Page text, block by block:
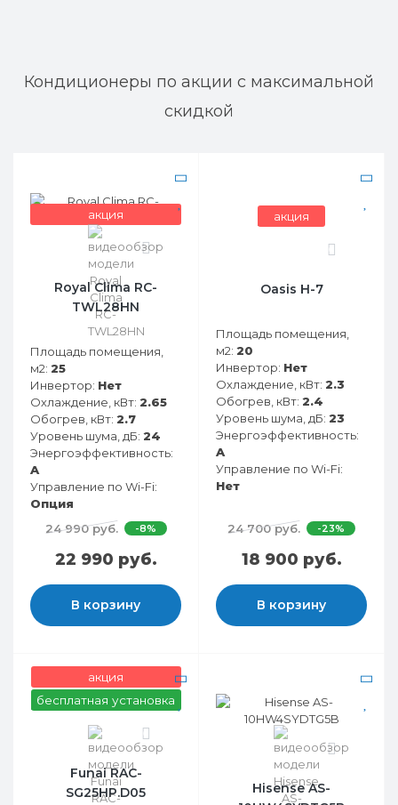
Кондиционеры по акции с максимальной
скидкой
акция
0
Royal Clima RC-
TWL28HN
Площадь помещения,
м2: 25
Инвертор: Нет
Охлаждение, кВт: 2.65
Обогрев, кВт: 2.7
Уровень шума, дБ: 24
Энергоэффективность:
A
Управление по Wi-Fi:
Опция
24 990 руб.
-8%
22 990 руб.
В корзину
акция
Oasis H-7
Площадь помещения,
м2: 20
Инвертор: Нет
Охлаждение, кВт: 2.3
Обогрев, кВт: 2.4
Уровень шума, дБ: 23
Энергоэффективность:
A
Управление по Wi-Fi:
Нет
24 700 руб. -23%
18 900 руб.
В корзину
акция
бесплатная установка
Funai RAC-
SG25HP.D05
0
Hisense AS-